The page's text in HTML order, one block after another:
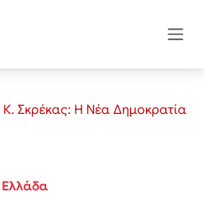
Κ. Σκρέκας: Η Νέα Δημοκρατία
Ελλάδα